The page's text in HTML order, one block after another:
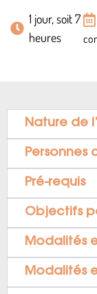
Actualités
1 jour, soit 7
heures
Nature de
Personnes
Pré-requis
Objectifs
Modalités
Modalités